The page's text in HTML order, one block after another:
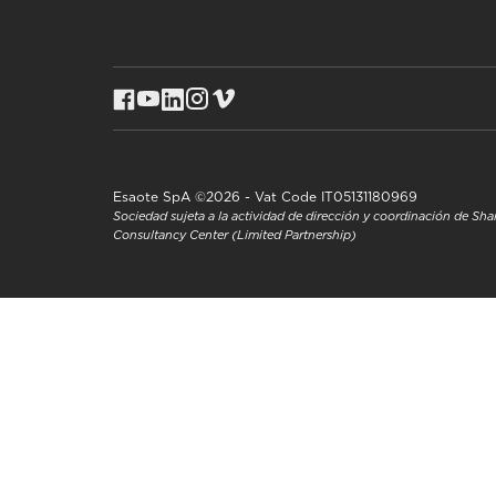
Esaote SpA ©2026 - Vat Code IT05131180969
Sociedad sujeta a la actividad de dirección y coordinación de
Consultancy Center (Limited Partnership)